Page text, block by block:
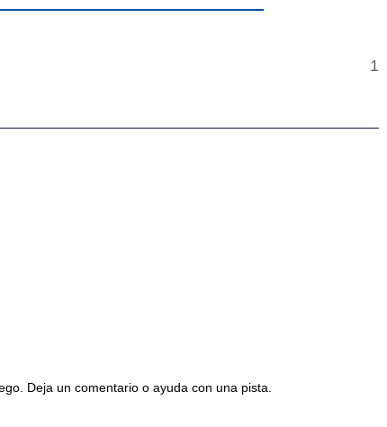
Deja un comentario o ayuda con una pista.